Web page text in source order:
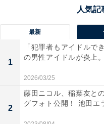
最新
1
「犯罪者もアイドルで
の男性アイドルが炎上
2026/03/25
2
藤田ニコル、稲葉友と
グフォト公開！ 池田エ